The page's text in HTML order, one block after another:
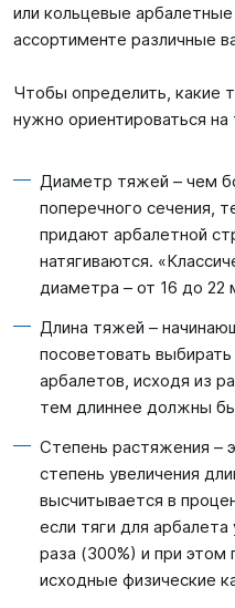
или кольцевые
ассортименте различные
Чтобы определить, какие
нужно ориентироваться
Диаметр тяжей – чем
поперечного сечения,
придают арбалетной
натягиваются.
диаметра – от 16 до
Длина тяжей –
посоветовать
арбалетов, исходя из
тем длиннее должны
Степень растяжения –
степень увеличения
высчитывается в
если тяги для
раза (300%) и при этом
исходные физические